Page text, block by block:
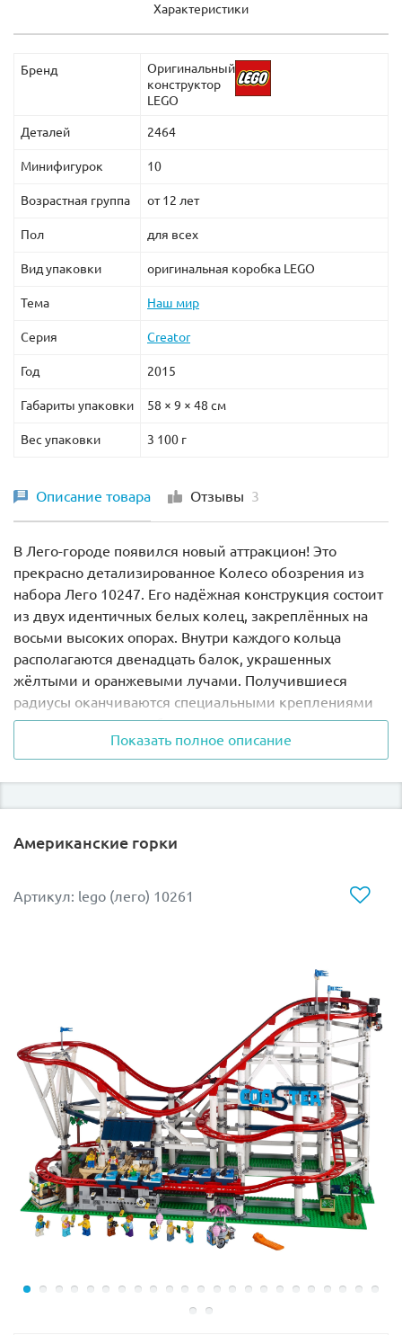
Характеристики
Бренд
Оригинальный
конструктор
LEGO
Деталей 2464
Минифигурок 10
Возрастная группа от 12 лет
Пол для всех
Вид упаковки оригинальная коробка LEGO
Тема Наш мир
Серия Creator
Год 2015
Габариты упаковки 58 × 9 × 48 см
Вес упаковки 3 100 г
Описание товара Отзывы 3
В Лего-городе появился новый аттракцион! Это
прекрасно детализированное Колесо обозрения из
набора Лего 10247. Его надёжная конструкция состоит
из двух идентичных белых колец, закреплённых на
восьми высоких опорах. Внутри каждого кольца
располагаются двенадцать балок, украшенных
жёлтыми и оранжевыми лучами. Получившиеся
радиусы оканчиваются специальными креплениями
для пассажирских кабинок.
Всего на колесе установлены 12 кабинок разных
цветов: 3 жёлтые, 3 зелёные и 3 фиолетовые. Для
удобства посетителей они оборудованы распашными
солнца и дождя. Перед входом на аттракцион
её часть предназначена для подъёма пассажиров,
часть лестничной платформы свободна. На ней
достаточно места для того, чтобы пассажиры спокойно
покинули свои кабинки и направились к выходу. Но, в
конце пути их ждёт приятный сюрприз! Под кроной
цветущего дерева они найдут весёлую мороженщицу,
готовую угостить всех желающих сладким
лакомством в вафельном стаканчике.
Размер Колеса обозрения в собранном виде
составляет60х55х38 см.
В наборе присутствуют 10 минифигурок с
аксессуарами: оператор аттракциона, продавец
мороженого, 4 ребёнка и 4 взрослых.
Чтобы заставить колесо вращаться, необходимо
воспользоваться рычагом, расположенным под одной
Показать полное описание
Американские горки
Артикул: lego (лего) 10261